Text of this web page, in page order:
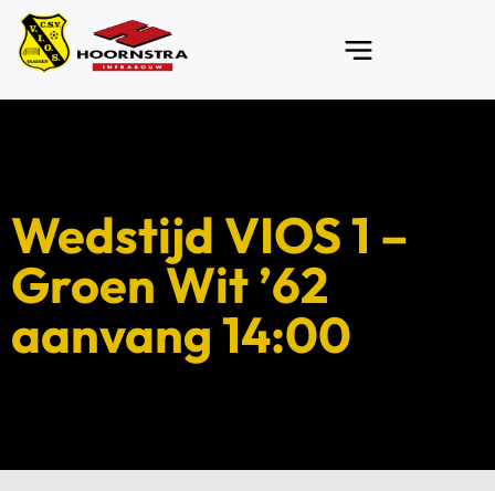
Wedstijd VIOS 1 –
Groen Wit ’62
aanvang 14:00